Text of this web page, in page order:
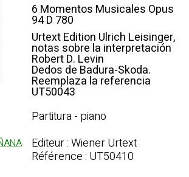
6 Momentos Musicales Opus
94 D 780
Urtext Edition Ulrich Leisinger,
notas sobre la interpretación
Robert D. Levin
Dedos de Badura-Skoda.
Reemplaza la referencia
UT50043
Partitura - piano
Editeur : Wiener Urtext
Référence : UT50410